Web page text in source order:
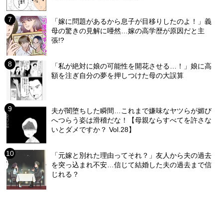
「嫁に問題があるから息子が目移りしたのよ！」義
母の驚きの見解に唖然…嫁の高学歴が原因だと主
張!?
「私が絶対に娘の可能性を開花させる…！」娘に高
額を注ぎ自分の夢を押しつけた母の大誤算
夫が闇堕ちした瞬間…これまで嫌味なヤツらが媚び
へつらう姿は滑稽だな！【母親ならすべてを許さな
いとダメですか？ Vol.28】
「元嫁と別れた理由ってそれ？」友人から夫の過去
を突っ込まれ不安…信じて結婚した夫の過去まで信
じれる？